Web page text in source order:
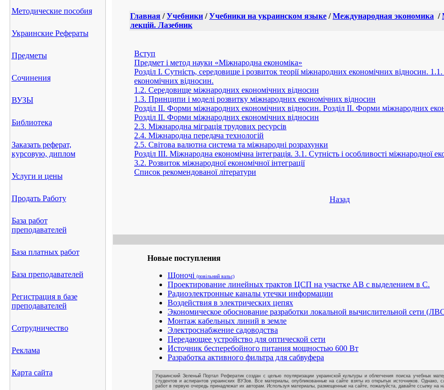
Методические пособия
Украинские Рефераты
Предметы
Сочинения
ВУЗЫ
Библиотека
Заказать реферат,
курсовую, диплом
Услуги и цены
Продать Работу
База работ
преподавателей
База платных работ
База преподавателей
Регистрация в базе
преподавателей
Сотрудничество
Реклама
Карта сайта
Главная /Учебники /Учебники на украинском языке /Международная экономика /
лекцій. Лазебник
Вступ
Предмет і метод науки «Міжнародна економіка»
Розділ І. Сутність, середовище і розвиток теорії міжнародних економічних відносин.
економічних відносин.
1.2. Середовище міжнародних економічних відносин
1.3. Принципи і моделі розвитку міжнародних економічних відносин
Розділ ІІ. Форми міжнародних економічних відносин. Розділ ІІ. Форми міжнародних
Розділ ІІ. Форми міжнародних економічних відносин
2.3. Міжнародна міграція трудових ресурсів
2.4. Міжнародна передача технологій
2.5. Світова валютна система та міжнародні розрахунки
Розділ ІІІ. Міжнародна економічна інтеграція. 3.1. Сутність і особливості міжнародної
3.2. Розвиток міжнародної економічної інтеграції
Список рекомендованої літератури
Назад
Новые поступления
Щоночі (повільний вальс)
Проектирование линейных трактов ЦСП на участке АВ с выделением в С.
Радиоэлектронные каналы утечки информации
Воздействия в электрических цепях
Экономическое обоснование разработки локальной вычислительной сети
Монтаж кабельных линий в земле
Электроснабжение садоводства
Передающее устройство для оптической сети
Источник бесперебойного питания мощностью 600 Вт
Разработка активного фильтра для сабвуфера
Украинский Зеленый Портал Рефератик создан с целью поуляризации украинской культуры и облегчения поиска учебных
студентов и аспирантов украинских ВУЗов. Все материалы, опубликованные на сайте взяты из открытых источников. Однако,
работ в первую очередь принадлежат их авторам. Используя материалы, размещенные на сайте, пожалуйста, давайте ссылку на